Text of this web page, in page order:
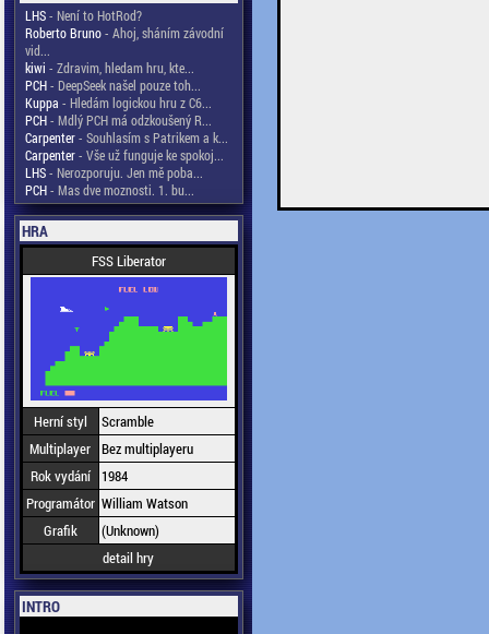
LHS- Není to HotRod?
Roberto Bruno- Ahoj, sháním závodní
vid...
kiwi - Zdravim, hledam hru, kte...
PCH- DeepSeek našel pouze toh...
Kuppa - Hledám logickou hru z C6...
PCH- Mdlý PCH má odzkoušený R...
Carpenter- Souhlasím s Patrikem a k...
Carpenter- Vše už funguje ke spokoj...
LHS- Nerozporuju. Jen mě poba...
PCH- Mas dve moznosti. 1. bu...
HRA
FSS Liberator
Herní styl
Scramble
Multiplayer Bez multiplayeru
Rok vydání
1984
Programátor William Watson
Grafik
(Unknown)
detail hry
INTRO